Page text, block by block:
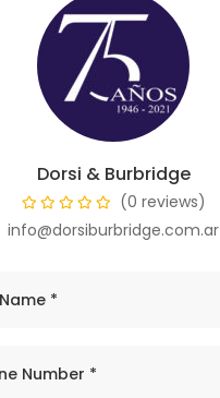
Dorsi & Burbridge
(0 reviews)
info@dorsiburbridge.com.ar